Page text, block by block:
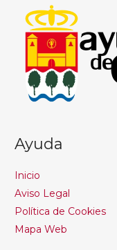
Ayuda
Inicio
Aviso Legal
Política de Cookies
Mapa Web